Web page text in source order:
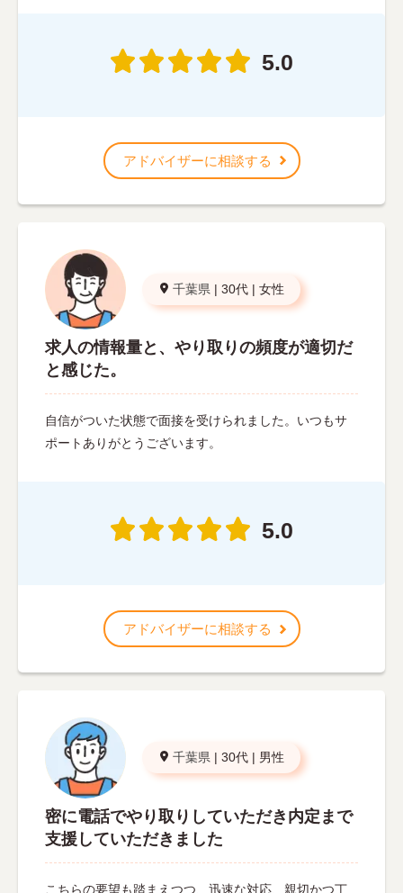
5.0
アドバイザーに相談する
千葉県 | 30代 | 女性
求人の情報量と、やり取りの頻度が適切だ
と感じた。
自信がついた状態で面接を受けられました。いつもサ
ポートありがとうございます。
5.0
アドバイザーに相談する
千葉県 | 30代 | 男性
密に電話でやり取りしていただき内定まで
支援していただきました
こちらの要望も踏まえつつ、迅速な対応、親切かつ丁